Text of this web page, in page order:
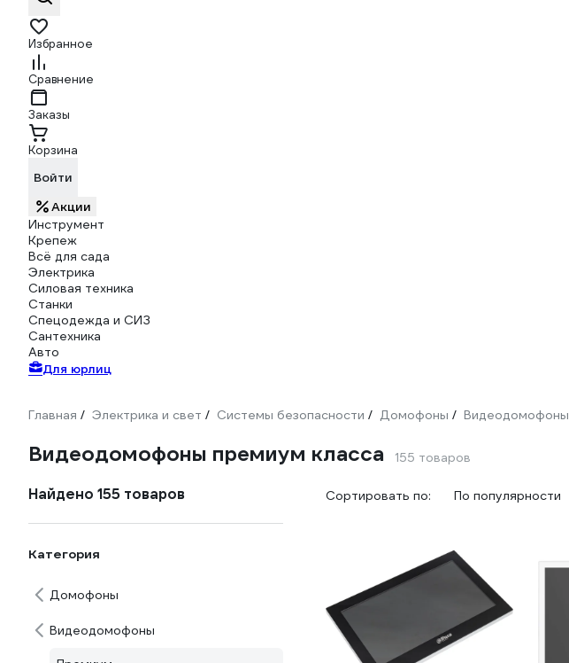
Избранное
Сравнение
Заказы
Корзина
Войти
Акции
Инструмент
Крепеж
Всё для сада
Электрика
Силовая техника
Станки
Спецодежда и СИЗ
Сантехника
Авто
Для юрлиц
Главная / Электрика и свет / Системы безопасности / Домофоны / Видеодомофоны
Видеодомофоны премиум класса 155 товаров
Найдено 155 товаров
Категория
Домофоны
Видеодомофоны
Сортировать по: По популярности